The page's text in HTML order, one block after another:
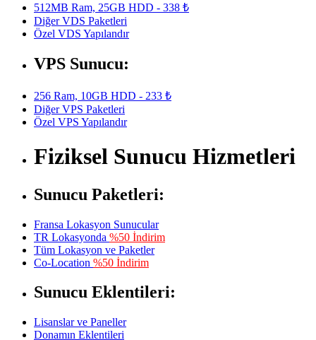
512MB Ram, 25GB HDD - 338 ₺
Diğer VDS Paketleri
Özel VDS Yapılandır
VPS Sunucu:
256 Ram, 10GB HDD - 233 ₺
Diğer VPS Paketleri
Özel VPS Yapılandır
Fiziksel Sunucu Hizmetleri
Sunucu Paketleri:
Fransa Lokasyon Sunucular
TR Lokasyonda %50 İndirim
Tüm Lokasyon ve Paketler
Co-Location %50 İndirim
Sunucu Eklentileri:
Lisanslar ve Paneller
Donamın Eklentileri